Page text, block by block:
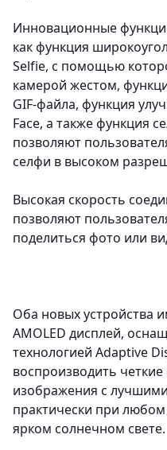
Инновационные
как функция
Selfie, с помощью
камерой жестом,
GIF-файла, функция
Face, а также функция
позволяют
селфи в высоком
Высокая скорость
позволяют
поделиться фото или
Оба новых устройства
AMOLED дисплей,
технологией Adaptive
воспроизводить
изображения с
практически при
ярком солнечном свете.